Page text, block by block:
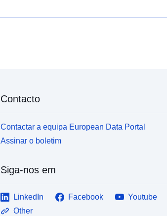
Contacto
Contactar a equipa European Data Portal
Assinar o boletim
Siga-nos em
LinkedIn Facebook
Youtube
Other